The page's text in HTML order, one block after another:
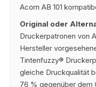
Acorn AB 101
Original oder
Druckerpatronen von
Hersteller
Tintenfuzzy®
gleiche Druckqualität
76 % gegenüber dem